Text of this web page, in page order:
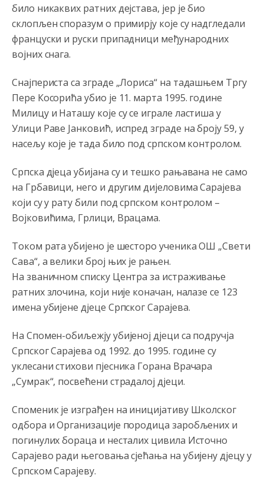
било никаквих ратних дејстава, јер је био
склопљен споразум о примирју које су надгледали
француски и руски припадници међународних
војних снага.
Снајпериста са зграде „Лориса“ на тадашњем Тргу
Пере Косорића убио је 11. марта 1995. године
Милицу и Наташу које су се играле ластиша у
Улици Раве Јанковић, испред зграде на броју 59, у
насељу које је тада било под српском контролом.
Српска д‌јеца убијана су и тешко рањавана не само
на Грбавици, него и другим дијеловима Сарајева
који су у рату били под српском контролом –
Војковићима, Грлици, Врацама.
Током рата убијено је шесторо ученика ОШ „Свети
Сава“, а велики број њих је рањен.
На званичном списку Центра за истраживање
ратних злочина, који није коначан, налазе се 123
имена убијене д‌јеце Српског Сарајева.
На Спомен-обиљежју убијеној д‌јеци са подручја
Српског Сарајева од 1992. до 1995. године су
уклесани стихови пјесника Горана Врачара
„Сумрак“, посвећени страдалој д‌јеци.
Споменик је изграђен на иницијативу Школског
одбора и Организације породица заробљених и
погинулих бораца и несталих цивила Источно
Сарајево ради његовања сјећања на убијену д‌јецу у
Српском Сарајеву.
....i onda su na tenkovima NATO pakta, na vlast došli
jedna baba i jedan švercer dezerter ratni profiter i
ikonokradica .... ende
Анонимно2802605
Републике Српске! Душмани ће умријети од муке,не
могу му ништа.
Анонимно2802622 јуче 5:29
Mile je predsjednik stranke kao recimo Bakir ili Dragan a
tzv.rsneće nikad biti država,samo pokrajina u državi
Анонимно2806339
RS je država ako nisi znao
Анонимно2806339 4:24
RS je država ako nisi znao
Анонимно2806419
4:51
биће увек држава за турчина који овде уноси немир
Анонимно2806552 5:39
nije mujo turcin, mujo ue bendasr
Анонимно2806721
6:37
Možete sebi umisliti da je i Kosovo dio Srbije al
nije...probajte ući bez pasosa.Takoirs.Umisli
Анонимно2806773 6:56
АМЕРИКАНЦИ ДО КРАЈА ГОДИНЕ ОДЛАЗЕ СА
КОСОВА